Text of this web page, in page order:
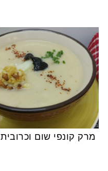
מרק קונפי שום וכרובית